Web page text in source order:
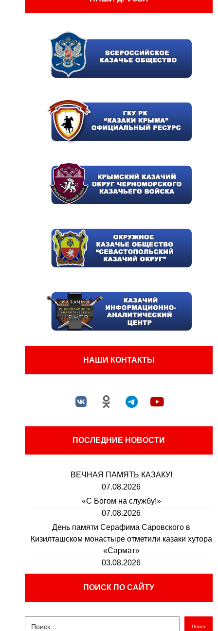
НАШИ КОНТАКТЫ
ПОСЛЕДНИЕ НОВОСТИ
ВЕЧНАЯ ПАМЯТЬ КАЗАКУ!
07.08.2026
«С Богом на службу!»
07.08.2026
День памяти Серафима Саровского в
Кизилташском монастыре отметили казаки хутора
«Сармат»
03.08.2026
ПОИСК ПО САЙТУ
Поиск